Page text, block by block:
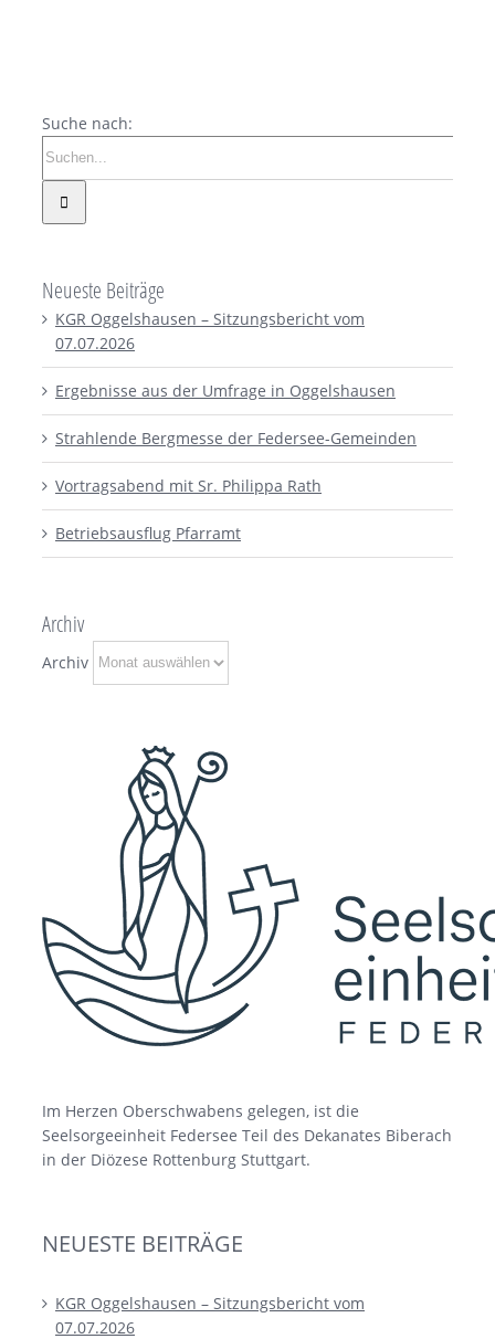
Suche nach:
Neueste Beiträge
KGR Oggelshausen – Sitzungsbericht vom
07.07.2026
Ergebnisse aus der Umfrage in Oggelshausen
Strahlende Bergmesse der Federsee-Gemeinden
Vortragsabend mit Sr. Philippa Rath
Betriebsausflug Pfarramt
Archiv
Archiv
Im Herzen Oberschwabens gelegen, ist die
Seelsorgeeinheit Federsee Teil des Dekanates Biberach
in der Diözese Rottenburg Stuttgart.
NEUESTE BEITRÄGE
KGR Oggelshausen – Sitzungsbericht vom
07.07.2026